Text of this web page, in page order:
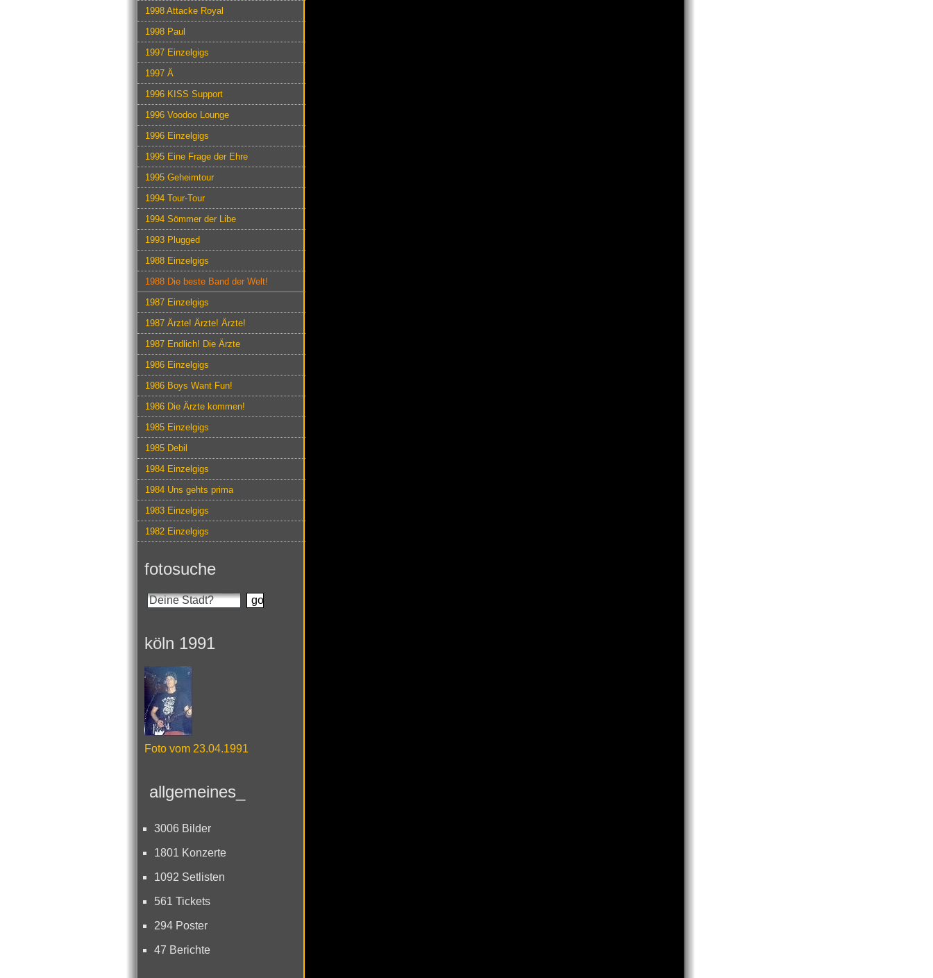
1998 Attacke Royal
1998 Paul
1997 Einzelgigs
1997 Ä
1996 KISS Support
1996 Voodoo Lounge
1996 Einzelgigs
1995 Eine Frage der Ehre
1995 Geheimtour
1994 Tour-Tour
1994 Sömmer der Libe
1993 Plugged
1988 Einzelgigs
1988 Die beste Band der Welt!
1987 Einzelgigs
1987 Ärzte! Ärzte! Ärzte!
1987 Endlich! Die Ärzte
1986 Einzelgigs
1986 Boys Want Fun!
1986 Die Ärzte kommen!
1985 Einzelgigs
1985 Debil
1984 Einzelgigs
1984 Uns gehts prima
1983 Einzelgigs
1982 Einzelgigs
fotosuche
köln 1991
Foto vom 23.04.1991
allgemeines_
3006 Bilder
1801 Konzerte
1092 Setlisten
561 Tickets
294 Poster
47 Berichte